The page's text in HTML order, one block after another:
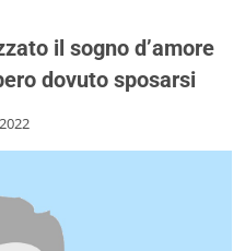
il sogno d’amore
dovuto sposarsi